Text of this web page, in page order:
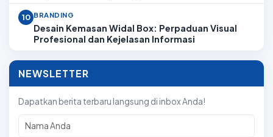
10 BRANDING
Desain Kemasan Widal Box: Perpaduan Visual
Profesional dan Kejelasan Informasi
NEWSLETTER
Dapatkan berita terbaru langsung di inbox Anda!